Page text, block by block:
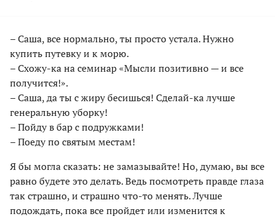
– Саша, все нормально, ты просто устала. Нужно
купить путевку и к морю.
– Схожу-ка на семинар «Мысли позитивно — и все
получится!».
– Саша, да ты с жиру бесишься! Сделай-ка лучше
генеральную уборку!
– Пойду в бар с подружками!
– Поеду по святым местам!
Я бы могла сказать: не замазывайте! Но, думаю, вы все
равно будете это делать. Ведь посмотреть правде глаза
так страшно, и страшно что-то менять. Лучше
подождать, пока все пройдет или изменится к